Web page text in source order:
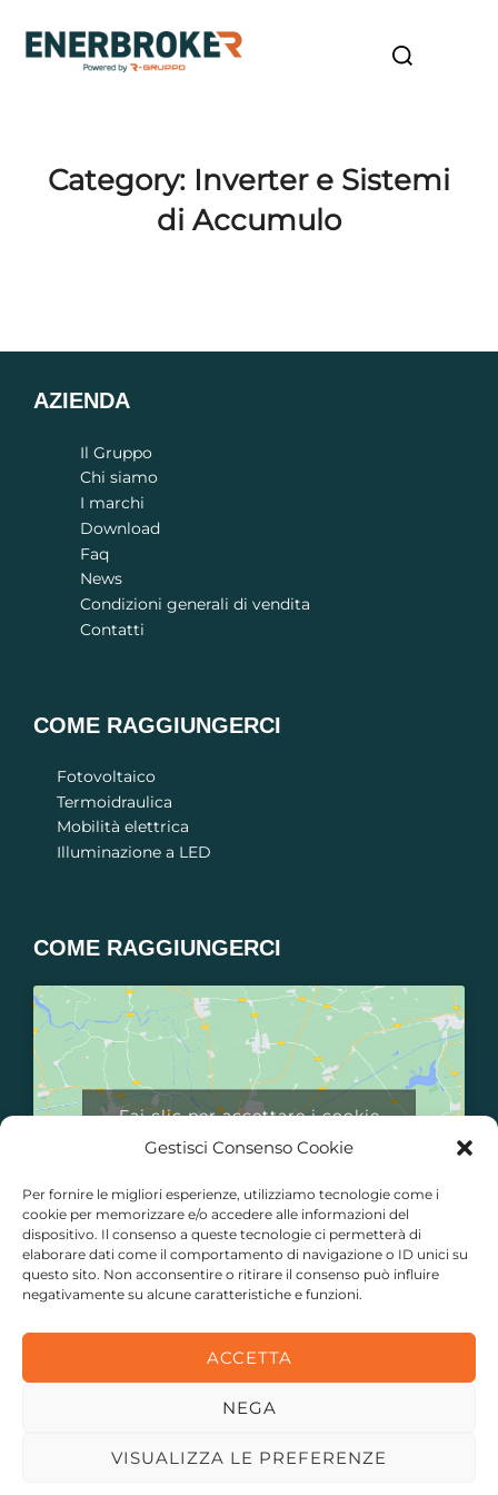
Gestisci Consenso Cookie
Per fornire le migliori esperienze, utilizziamo tecnologie come i
cookie per memorizzare e/o accedere alle informazioni del
dispositivo. Il consenso a queste tecnologie ci permetterà di
elaborare dati come il comportamento di navigazione o ID unici su
questo sito. Non acconsentire o ritirare il consenso può influire
negativamente su alcune caratteristiche e funzioni.
ACCETTA
NEGA
VISUALIZZA LE PREFERENZE
Category: Inverter e Sistemi
di Accumulo
AZIENDA
Il Gruppo
Chi siamo
I marchi
Download
Faq
News
Condizioni generali di vendita
Contatti
COME RAGGIUNGERCI
Fotovoltaico
Termoidraulica
Mobilità elettrica
Illuminazione a LED
COME RAGGIUNGERCI​
Fai clic per accettare i cookie
marketing e abilitare questo
info@enerbroker.com
Privacy Policy | Cookie Polocy | Termini e Condizioni